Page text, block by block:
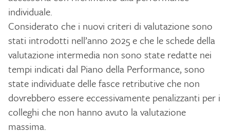
individuale.
Considerato che i nuovi criteri di valutazione sono
stati introdotti nell’anno 2025 e che le schede della
valutazione intermedia non sono state redatte nei
tempi indicati dal Piano della Performance, sono
state individuate delle fasce retributive che non
dovrebbero essere eccessivamente penalizzanti per i
colleghi che non hanno avuto la valutazione
massima.